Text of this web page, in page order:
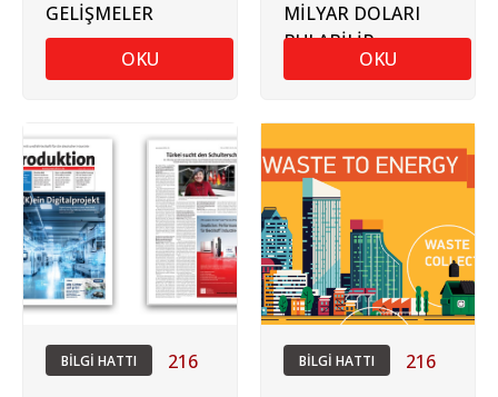
GELİŞMELER
OKU
MİLYAR DOLARI
BULABİLİR
OKU
BİLGİ HATTI 216 BİLGİ HATTI 216